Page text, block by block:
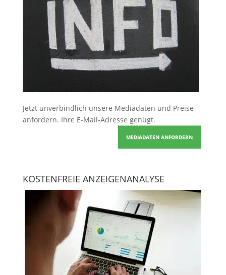
Jetzt unverbindlich unsere Mediadaten und Preise
anfordern. Ihre E-Mail-Adresse genügt.
MEDIADATEN ANFORDERN
KOSTENFREIE ANZEIGENANALYSE